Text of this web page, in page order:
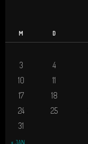
M D
« JAN
3
4
10
11
17
18
24
25
31